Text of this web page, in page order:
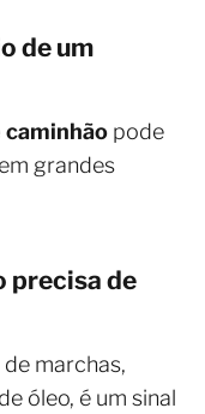
de um
caminhão pode
grandes
precisa de
marchas,
óleo, é um sinal